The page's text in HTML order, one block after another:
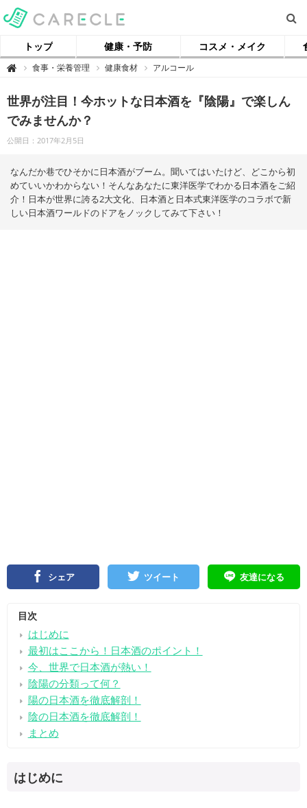
トップ 健康・予防 コスメ・メイク
 【
ル
】
食事・栄養管理 健康食材 アルコール
世界が注目！今ホットな日本酒を『陰陽』で楽しん
でみませんか？
公開日：2017年2月5日
なんだか巷でひそかに日本酒がブーム。聞いてはいたけど、どこから初
めていいかわからない！そんなあなたに東洋医学でわかる日本酒をご紹
介！日本が世界に誇る2大文化、日本酒と日本式東洋医学のコラボで新
しい日本酒ワールドのドアをノックしてみて下さい！
シェア ツイート 友達になる
目次
はじめに
最初はここから！日本酒のポイント！
今、世界で日本酒が熱い！
陰陽の分類って何？
陽の日本酒を徹底解剖！
陰の日本酒を徹底解剖！
まとめ
はじめに